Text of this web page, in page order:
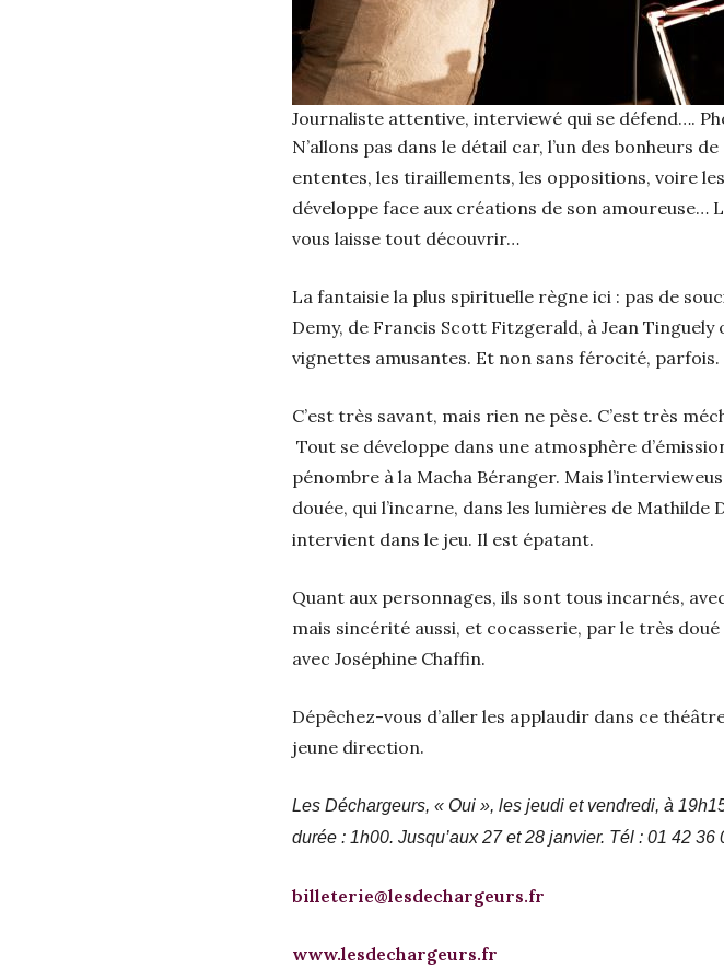
Journaliste attentive, interviewé qui se défend….
N’allons pas dans le détail car, l’un des bonheurs
ententes, les tiraillements, les oppositions, voire
développe face aux créations de son amoureuse…
vous laisse tout découvrir…
La fantaisie la plus spirituelle règne ici : pas de
Demy, de Francis Scott Fitzgerald, à Jean
vignettes amusantes. Et non sans férocité, parfois.
C’est très savant, mais rien ne pèse. C’est très
Tout se développe dans une atmosphère
pénombre à la Macha Béranger. Mais
douée, qui l’incarne, dans les lumières de
intervient dans le jeu. Il est épatant.
Quant aux personnages, ils sont tous incarnés,
mais sincérité aussi, et cocasserie, par le très
avec Joséphine Chaffin.
Dépêchez-vous d’aller les applaudir dans ce
jeune direction.
Les Déchargeurs, « Oui », les jeudi et vendredi, à
durée : 1h00. Jusqu’aux 27 et 28 janvier. Tél : 01 42 36
billeterie@lesdechargeurs.fr
www.lesdechargeurs.fr